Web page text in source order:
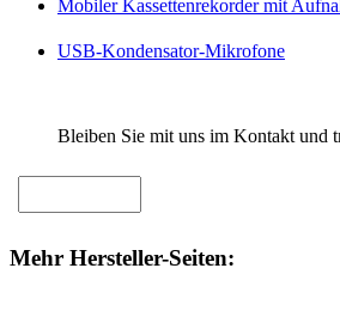
Mobiler Kassettenrekorder mit
USB-Kondensator-Mikrofone
Bleiben Sie mit uns im Kontakt und
Mehr Hersteller-Seiten: